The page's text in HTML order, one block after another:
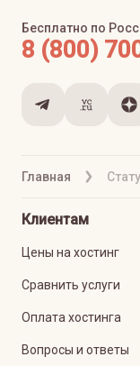
Главная
Бесплатно по
8 (800)
Клиентам
Цены на хостинг
Сравнить услуги
Оплата хостинга
Вопросы и ответы